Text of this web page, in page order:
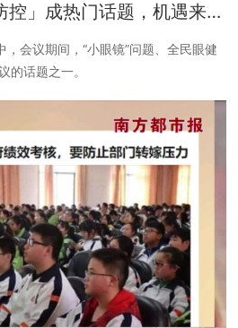
控」成热门话题，机遇来
，会议期间，“小眼镜”问题、全民眼健
的话题之一。